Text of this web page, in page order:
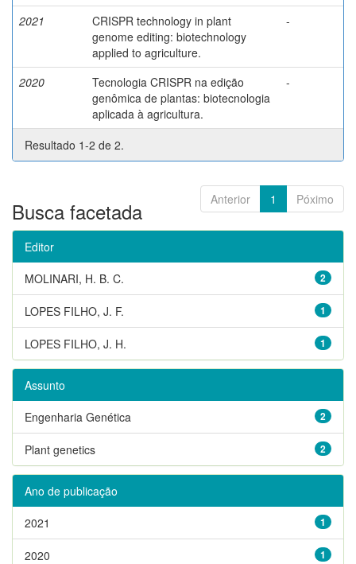
2021
CRISPR technology in plant
genome editing: biotechnology
applied to agriculture.
-
2020
Tecnologia CRISPR na edição
genômica de plantas: biotecnologia
aplicada à agricultura.
-
Resultado 1-2 de 2.
Anterior 1 Póximo
Busca facetada
Editor
2
MOLINARI, H. B. C.
1
LOPES FILHO, J. F.
1
LOPES FILHO, J. H.
Assunto
2
Engenharia Genética
2
Plant genetics
Ano de publicação
1
2021
1
2020